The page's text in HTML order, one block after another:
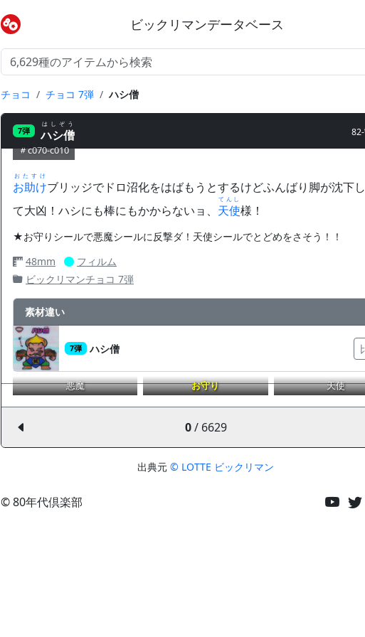
ビックリマンデータベース
チョコ チョコ 7弾 ハシ僧
7弾 ハシ僧
はしぞう
c070-c010
お助け
おたすけ
ブリッジでドロ沼化をはばもうとするけどふんばり脚が沈下
て大凶！ハシにも棒にもかからないョ、 天使
てんし
様！
★お守りシールで悪魔シールに反撃ダ！天使シールでとどめをさそう！！
48mm
フィルム
ビックリマンチョコ 7弾
素材違い
7弾 ハシ僧
悪魔 お守り 天使
0/ 6629
出典元 © LOTTE ビックリマン
© 80年代倶楽部